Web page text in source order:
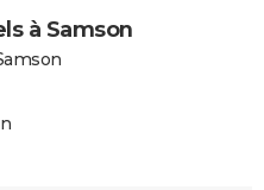
à Samson